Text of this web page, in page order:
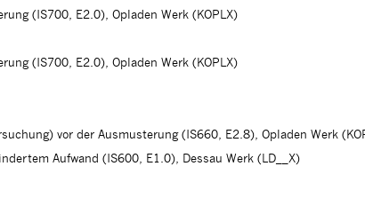
(IS700, E2.0), Opladen Werk (KOPLX)
(IS700, E2.0), Opladen Werk (KOPLX)
vor der Ausmusterung (IS660, E2.8), Opladen Werk
Aufwand (IS600, E1.0), Dessau Werk (LD__X)